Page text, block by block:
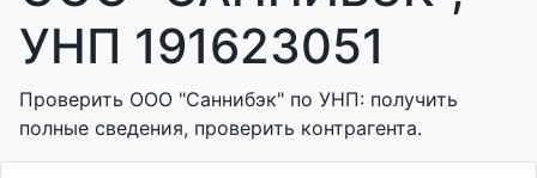
УНП 191623051
Проверить ООО "Саннибэк" по УНП: получить
полные сведения, проверить контрагента.